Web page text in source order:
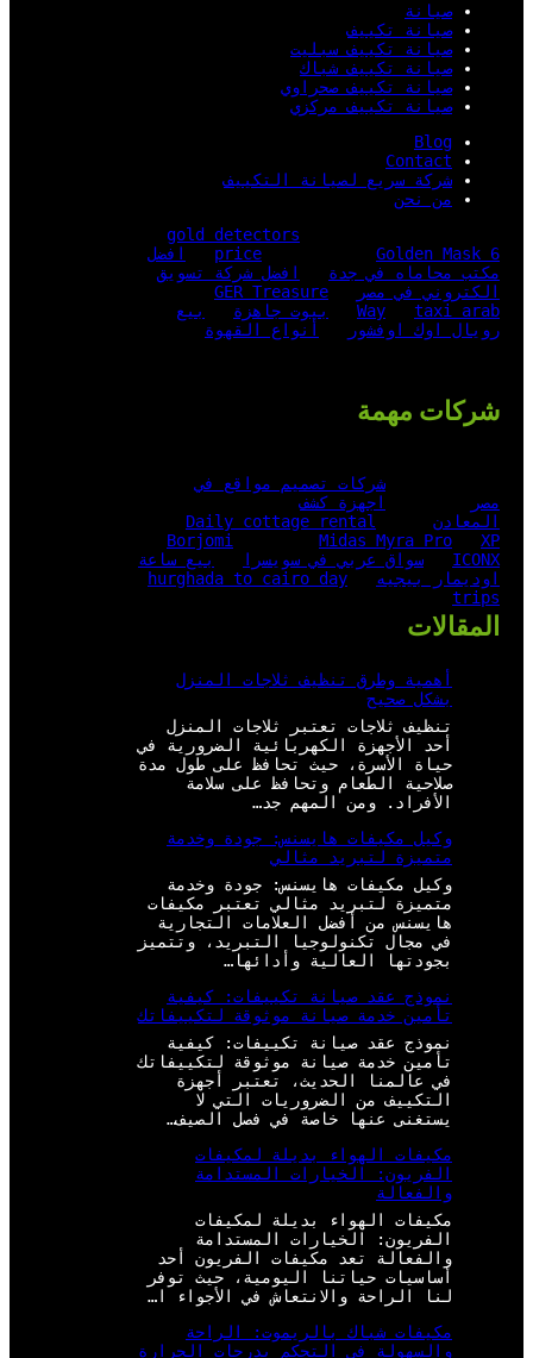
صيانة
صيانة تكييف
صيانة تكييف سبليت
صيانة تكييف شباك
صيانة تكييف صحراوي
صيانة تكييف مركزي
Blog
Contact
شركة سريع لصيانة التكييف
من نحن
gold detectors
price
Golden Mask 6
افضل
مكتب محاماه في جدة
افضل شركة تسويق
الكتروني في مصر
GER Treasure
Way
taxi arab بيوت جاهزة
بيع
رويال اوك اوفشور
أنواع القهوة
شركات مهمة
شركات تصميم مواقع في
مصر
اجهزة كشف
المعادن
Daily cottage rental
Borjomi
Midas Myra Pro
XP
ICONX
سواق عربي في سويسرا
بيع ساعة
اوديمار بيجيه
hurghada to cairo day
trips
المقالات
أهمية وطرق تنظيف ثلاجات المنزل
بشكل صحيح
تنظيف ثلاجات تعتبر ثلاجات المنزل
أحد الأجهزة الكهربائية الضرورية في
حياة الأسرة، حيث تحافظ على طول مدة
صلاحية الطعام وتحافظ على سلامة
الأفراد. ومن المهم جد…
وكيل مكيفات هايسنس: جودة وخدمة
متميزة لتبريد مثالي
وكيل مكيفات هايسنس: جودة وخدمة
متميزة لتبريد مثالي تعتبر مكيفات
هايسنس من أفضل العلامات التجارية
في مجال تكنولوجيا التبريد، وتتميز
بجودتها العالية وأدائها…
نموذج عقد صيانة تكييفات: كيفية
تأمين خدمة صيانة موثوقة لتكييفاتك
نموذج عقد صيانة تكييفات: كيفية
تأمين خدمة صيانة موثوقة لتكييفاتك
في عالمنا الحديث، تعتبر أجهزة
التكييف من الضروريات التي لا
يستغنى عنها خاصة في فصل الصيف…
مكيفات الهواء بديلة لمكيفات
الفريون: الخيارات المستدامة
والفعالة
مكيفات الهواء بديلة لمكيفات
الفريون: الخيارات المستدامة
والفعالة تعد مكيفات الفريون أحد
أساسيات حياتنا اليومية، حيث توفر
لنا الراحة والانتعاش في الأجواء ا…
مكيفات شباك بالريموت: الراحة
والسهولة في التحكم بدرجات الحرارة